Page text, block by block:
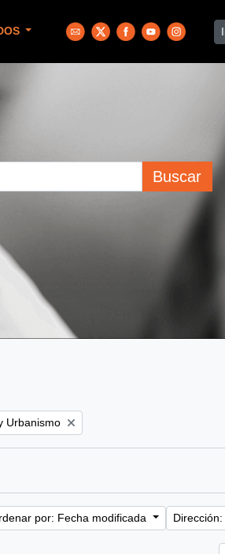
Buscar
Urbanismo
por: Fecha modificada